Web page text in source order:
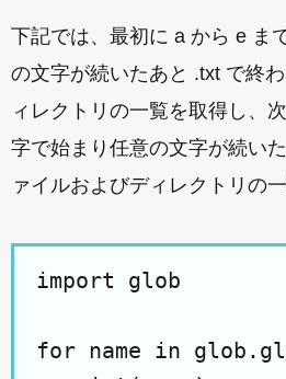
下記では、最初に a から e ま
の文字が続いたあと .txt で終
ィレクトリの一覧を取得し、
字で始まり任意の文字が続い
ァイルおよびディレクトリの
import glob
for name in